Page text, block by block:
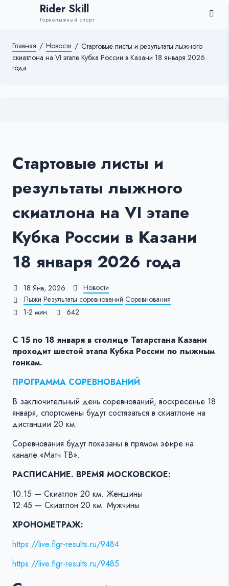
Rider Skill
Горнолыжный спорт
Главная / Новости / Стартовые листы и результаты лыжного
скиатлона на VI этапе Кубка России в Казани 18 января 2026
года
Стартовые листы и
результаты лыжного
скиатлона на VI этапе
Кубка России в Казани
18 января 2026 года
18 Янв, 2026
Новости
Лыжи Результаты соревнований Соревнования
1-2 мин.
642
С 15 по 18 января в столице Татарстана Казани
проходит шестой этапа Кубка России по лыжным
гонкам.
ПРОГРАММА СОРЕВНОВАНИЙ
В заключительный день соревнований, воскресенье 18
января, спортсмены будут состязаться в скиатлоне на
дистанции 20 км.
Соревнования будут показаны в прямом эфире на
канале «Матч ТВ».
РАСПИСАНИЕ. ВРЕМЯ МОСКОВСКОЕ:
10:15 — Скиатлон 20 км. Женщины
12:45 — Скиатлон 20 км. Мужчины
ХРОНОМЕТРАЖ:
https://live.flgr-results.ru/9484
https://live.flgr-results.ru/9485